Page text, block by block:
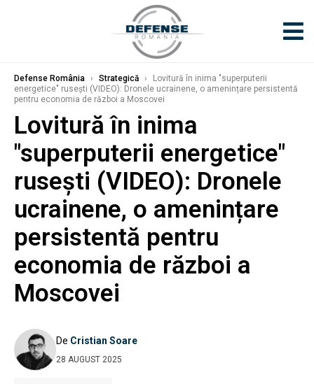
Defense România › Strategică ›
Lovitură în inima "superputerii
energetice" rusești (VIDEO): Dronele ucrainene, o amenințare persistentă
pentru economia de război a Moscovei
Lovitură în inima
"superputerii energetice"
rusești (VIDEO): Dronele
ucrainene, o amenințare
persistentă pentru
economia de război a
Moscovei
De Cristian Soare
28 AUGUST 2025